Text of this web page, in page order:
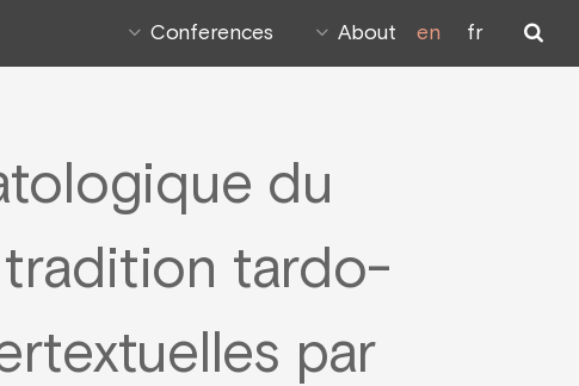
Conferences About en fr
du
tradition tardo-
par